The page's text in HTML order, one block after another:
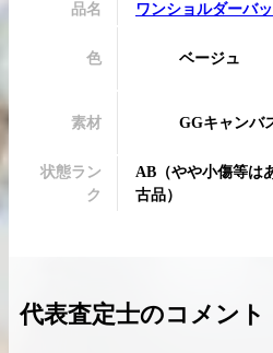
品名 ワンショルダーバ
色 ベージュ
素材 GGキャンバ
状態ラン
ク
AB （やや小傷等は
古品）
代表査定士のコメント